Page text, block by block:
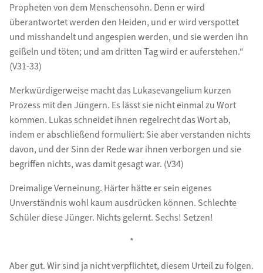
Propheten von dem Menschensohn. Denn er wird
überantwortet werden den Heiden, und er wird verspottet
und misshandelt und angespien werden, und sie werden ihn
geißeln und töten; und am dritten Tag wird er auferstehen.“
(V31-33)
Merkwürdigerweise macht das Lukasevangelium kurzen
Prozess mit den Jüngern. Es lässt sie nicht einmal zu Wort
kommen. Lukas schneidet ihnen regelrecht das Wort ab,
indem er abschließend formuliert: Sie aber verstanden nichts
davon, und der Sinn der Rede war ihnen verborgen und sie
begriffen nichts, was damit gesagt war. (V34)
Dreimalige Verneinung. Härter hätte er sein eigenes
Unverständnis wohl kaum ausdrücken können. Schlechte
Schüler diese Jünger. Nichts gelernt. Sechs! Setzen!
*
Aber gut. Wir sind ja nicht verpflichtet, diesem Urteil zu folgen.